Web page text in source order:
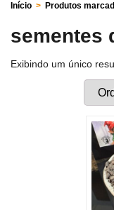
Início > Produtos
sementes
Exibindo um único